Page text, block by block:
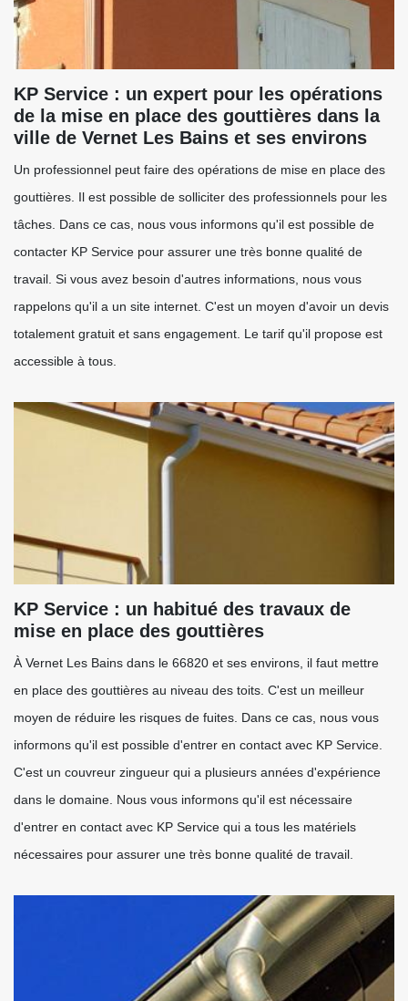
KP Service : un expert pour les opérations
de la mise en place des gouttières dans la
ville de Vernet Les Bains et ses environs
Un professionnel peut faire des opérations de mise en place des
gouttières. Il est possible de solliciter des professionnels pour les
tâches. Dans ce cas, nous vous informons qu'il est possible de
contacter KP Service pour assurer une très bonne qualité de
travail. Si vous avez besoin d'autres informations, nous vous
rappelons qu'il a un site internet. C'est un moyen d'avoir un devis
totalement gratuit et sans engagement. Le tarif qu'il propose est
accessible à tous.
KP Service : un habitué des travaux de
mise en place des gouttières
À Vernet Les Bains dans le 66820 et ses environs, il faut mettre
en place des gouttières au niveau des toits. C'est un meilleur
moyen de réduire les risques de fuites. Dans ce cas, nous vous
informons qu'il est possible d'entrer en contact avec KP Service.
C'est un couvreur zingueur qui a plusieurs années d'expérience
dans le domaine. Nous vous informons qu'il est nécessaire
d'entrer en contact avec KP Service qui a tous les matériels
nécessaires pour assurer une très bonne qualité de travail.